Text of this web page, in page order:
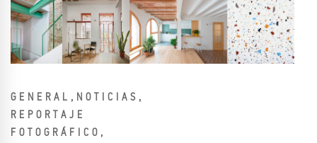
GENERAL , NOTICIAS ,
REPORTAJE
FOTOGRÁFICO ,